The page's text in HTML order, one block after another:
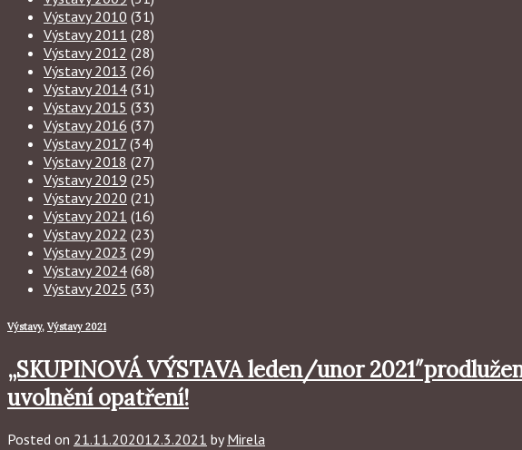
Výstavy 2010 (31)
Výstavy 2011 (28)
Výstavy 2012 (28)
Výstavy 2013 (26)
Výstavy 2014 (31)
Výstavy 2015 (33)
Výstavy 2016 (37)
Výstavy 2017 (34)
Výstavy 2018 (27)
Výstavy 2019 (25)
Výstavy 2020 (21)
Výstavy 2021 (16)
Výstavy 2022 (23)
Výstavy 2023 (29)
Výstavy 2024 (68)
Výstavy 2025 (33)
Výstavy, Výstavy 2021
„SKUPINOVÁ VÝSTAVA leden/unor
uvolnění opatření!
Posted on 21.11.202012.3.2021 byMirela